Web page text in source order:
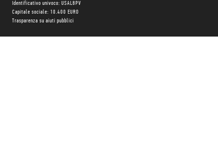
Identificativo univoco: USAL8PV
Capitale sociale: 10.400 EURO
Trasparenza su aiuti pubblici